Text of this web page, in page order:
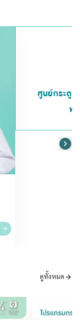
ศูนย์กระดูก
พ
ดูทั้งหมด